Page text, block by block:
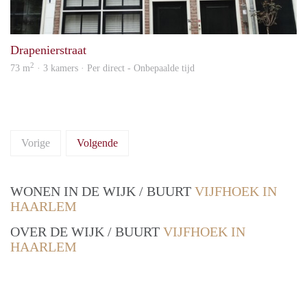
Drapenierstraat
73 m2 · 3 kamers · Per direct - Onbepaalde tijd
Vorige Volgende
WONEN IN DE WIJK / BUURT VIJFHOEK IN
HAARLEM
OVER DE WIJK / BUURT VIJFHOEK IN
HAARLEM